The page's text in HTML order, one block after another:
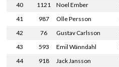
40
1121 Noel Ember
41
987 Olle Persson
42
76 Gustav Carlsson
43
593 Emil Wänndahl
44
918 Jack Jansson